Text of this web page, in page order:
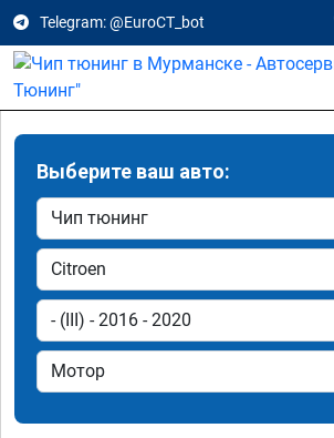
Telegram: @EuroCT_bot
Выберите ваш авто: